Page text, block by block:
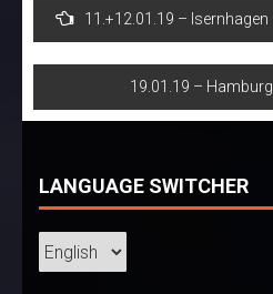
navigation
11.+12.01.19 – Isernhagen
19.01.19 – Hamburg
LANGUAGE SWITCHER